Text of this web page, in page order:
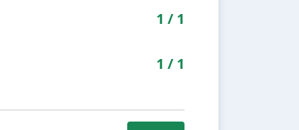
1 / 1
1 / 1